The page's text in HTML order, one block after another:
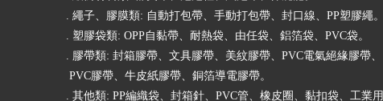
. 繩子、膠膜類: 自動打包帶、手動打包帶、封口線、PP塑膠繩。
. 塑膠袋類: OPP自黏帶、耐熱袋、由任袋、鋁箔袋、PVC袋。
. 膠帶類: 封箱膠帶、文具膠帶、美紋膠帶、PVC電氣絕緣膠帶、
PVC膠帶、牛皮紙膠帶、銅箔導電膠帶。
. 其他類: PP編織袋、封箱針、PVC管、橡皮圈、黏扣袋、工業用